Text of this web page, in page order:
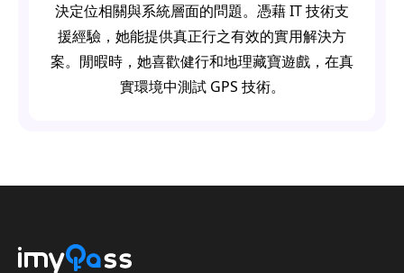
決定位相關與系統層面的問題。憑藉 IT 技術支
援經驗，她能提供真正行之有效的實用解決方
案。閒暇時，她喜歡健行和地理藏寶遊戲，在真
實環境中測試 GPS 技術。